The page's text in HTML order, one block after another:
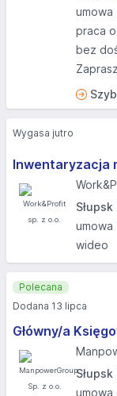
umowa
praca
bez
Inwentaryzacja
umowa
wideo
Wygasa jutro
Główny/a
umowa
Polecana
Dodana 13 lipca